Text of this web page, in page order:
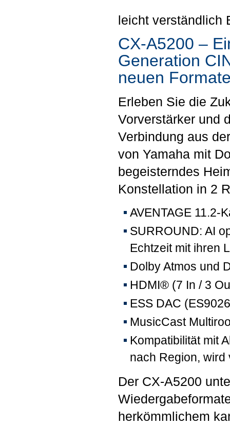
leicht verständlich
CX-A5200 –
Generation
neuen
Erleben Sie die
Vorverstärker und
Verbindung aus
von Yamaha mit
begeisterndes
Konstellation in 2
AVENTAGE 11.2-
SURROUND: AI
Echtzeit mit ihren
Dolby Atmos und
HDMI® (7 In / 3
ESS DAC
MusicCast
Kompatibilität mit
nach Region, wird
Der CX-A5200
herkömmlichem